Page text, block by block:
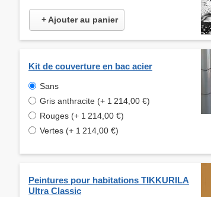
+ Ajouter au panier
Kit de couverture en bac acier
Sans
Gris anthracite (+ 1 214,00 €)
Rouges (+ 1 214,00 €)
Vertes (+ 1 214,00 €)
Peintures pour habitations TIKKURILA
Ultra Classic